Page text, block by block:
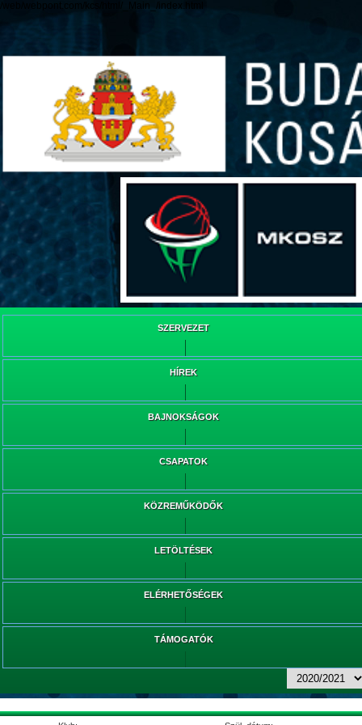
/web/webpont.com/kcs/html/_Main_/index.html
SZERVEZET
HÍREK
BAJNOKSÁGOK
CSAPATOK
KÖZREMŰKÖDŐK
LETÖLTÉSEK
ELÉRHETŐSÉGEK
TÁMOGATÓK